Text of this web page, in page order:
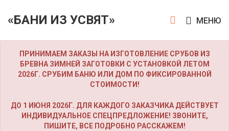
«БАНИ ИЗ УСВЯТ» МЕНЮ
ПРИНИМАЕМ ЗАКАЗЫ НА ИЗГОТОВЛЕНИЕ СРУБОВ ИЗ
БРЕВНА ЗИМНЕЙ ЗАГОТОВКИ С УСТАНОВКОЙ ЛЕТОМ
2026Г. СРУБИМ БАНЮ ИЛИ ДОМ ПО ФИКСИРОВАННОЙ
СТОИМОСТИ!
ДО 1 ИЮНЯ 2026Г. ДЛЯ КАЖДОГО ЗАКАЗЧИКА ДЕЙСТВУЕТ
ИНДИВИДУАЛЬНОЕ СПЕЦПРЕДЛОЖЕНИЕ! ЗВОНИТЕ,
ПИШИТЕ, ВСЕ ПОДРОБНО РАССКАЖЕМ!